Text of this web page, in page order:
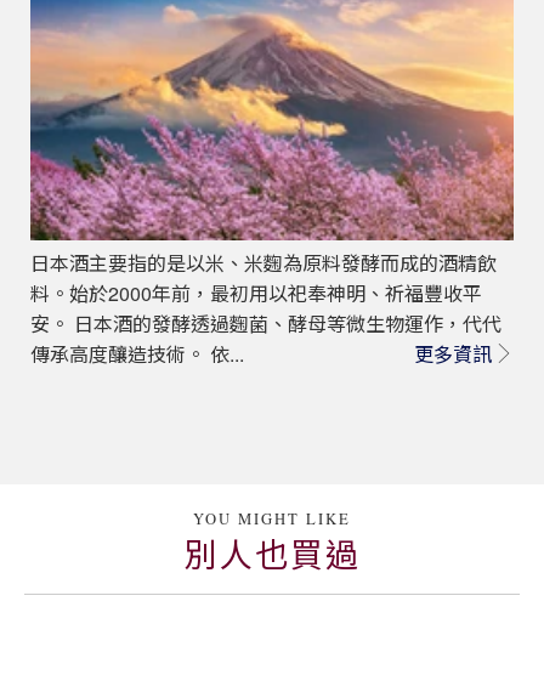
日本酒主要指的是以米、米麴為原料發酵而成的酒精飲
料。始於2000年前，最初用以祀奉神明、祈福豐收平
安。 日本酒的發酵透過麴菌、酵母等微生物運作，代代
傳承高度釀造技術。 依...
更多資訊
YOU MIGHT LIKE
別人也買過